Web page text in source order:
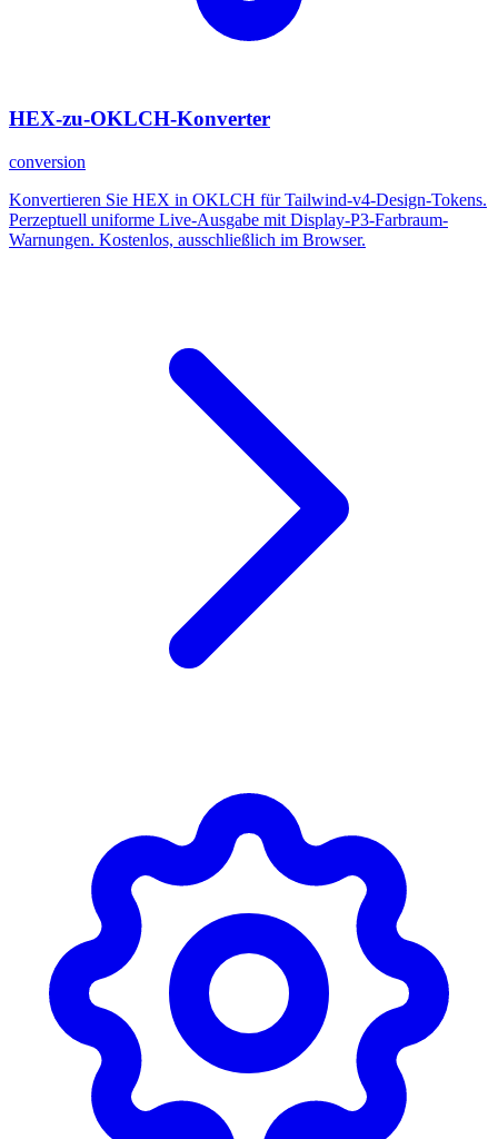
HEX-zu-OKLCH-Konverter
conversion
Konvertieren Sie HEX in OKLCH für Tailwind-v4-Design-Tokens.
Perzeptuell uniforme Live-Ausgabe mit Display-P3-Farbraum-
Warnungen. Kostenlos, ausschließlich im Browser.